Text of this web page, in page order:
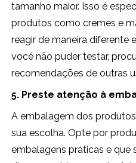
tamanho maior. Isso é
produtos como cremes e
reagir de maneira diferente
você não puder testar,
recomendações de outras
5. Preste atenção à
A embalagem dos
sua escolha. Opte por
embalagens práticas e que